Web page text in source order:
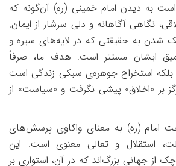
به دیدن امام خمینی (ره) آن‌گونه که
نگاهی آگاهانه و دلی سرشار از ایمان.
شدن به حقیقتی که در لایه‌های سیره و
ایشان مستتر است. هدف ما، صرفاً
بلکه استخراج جوهره‌ی سبکی زندگی است
بر «اخلاق» پیشی نگرفت و «سیاست» از
امام (ره) به معنای واکاوی پرسش‌های
استقلال و تعالی معنوی است. این
از جهانی بزرگ‌اند که در آن، استواری بر